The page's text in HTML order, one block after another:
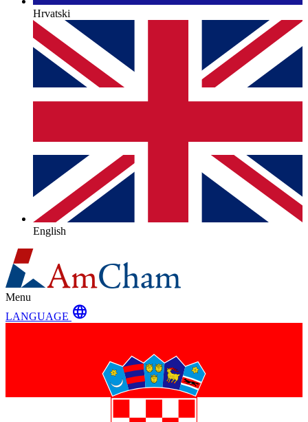
Hrvatski
English
Menu
LANGUAGE language